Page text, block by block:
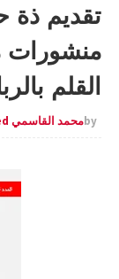
تقديم ذة
منشورات
القلم
byمحمد القاسمي Al kacimi Mohamed